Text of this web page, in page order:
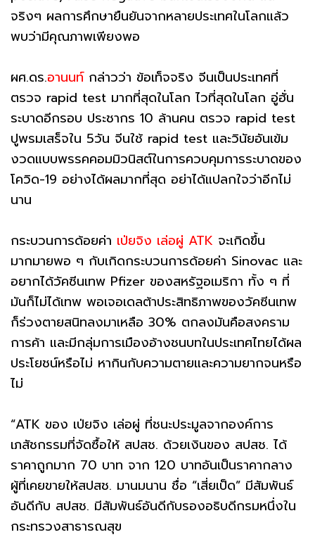
จริงๆ ผลการศึกษายืนยันจากหลายประเทศในโลกแล้ว
พบว่ามีคุณภาพเพียงพอ
ผศ.ดร.อานนท์กล่าวว่า ข้อเท็จจริง จีนเป็นประเทศที่
ตรวจ rapid test มากที่สุดในโลก ไวที่สุดในโลก อู่ฮั่น
ระบาดอีกรอบ ประชากร 10 ล้านคน ตรวจ rapid test
ปูพรมเสร็จใน 5วัน จีนใช้ rapid test และวินัยอันเข้ม
งวดแบบพรรคคอมมิวนิสต์ในการควบคุมการระบาดของ
โควิด-19 อย่างได้ผลมากที่สุด อย่าได้แปลกใจว่าอีกไม่
นาน
กระบวนการด้อยค่า เป่ยจิง เล่อผู่ ATK จะเกิดขึ้น
มากมายพอ ๆ กับเกิดกระบวนการด้อยค่า Sinovac และ
อยากได้วัคซีนเทพ Pfizer ของสหรัฐอเมริกา ทั้ง ๆ ที่
มันก็ไม่ได้เทพ พอเจอเดลต้าประสิทธิภาพของวัคซีนเทพ
ก็ร่วงตายสนิทลงมาเหลือ 30% ตกลงมันคือสงคราม
การค้า และมีกลุ่มการเมืองอ้างชนบทในประเทศไทยได้ผล
ประโยชน์หรือไม่ หากินกับความตายและความยากจนหรือ
ไม่
“ATK ของ เป่ยจิง เล่อผู่ ที่ชนะประมูลจากองค์การ
เภสัชกรรมที่จัดซื้อให้ สปสช. ด้วยเงินของ สปสช. ได้
ราคาถูกมาก 70 บาท จาก 120 บาทอันเป็นราคากลาง
ผู้ที่เคยขายให้สปสช. มานมนาน ชื่อ “เสี่ยเป็ด” มีสัมพันธ์
อันดีกับ สปสช. มีสัมพันธ์อันดีกับรองอธิบดีกรมหนึ่งใน
กระทรวงสาธารณสุข